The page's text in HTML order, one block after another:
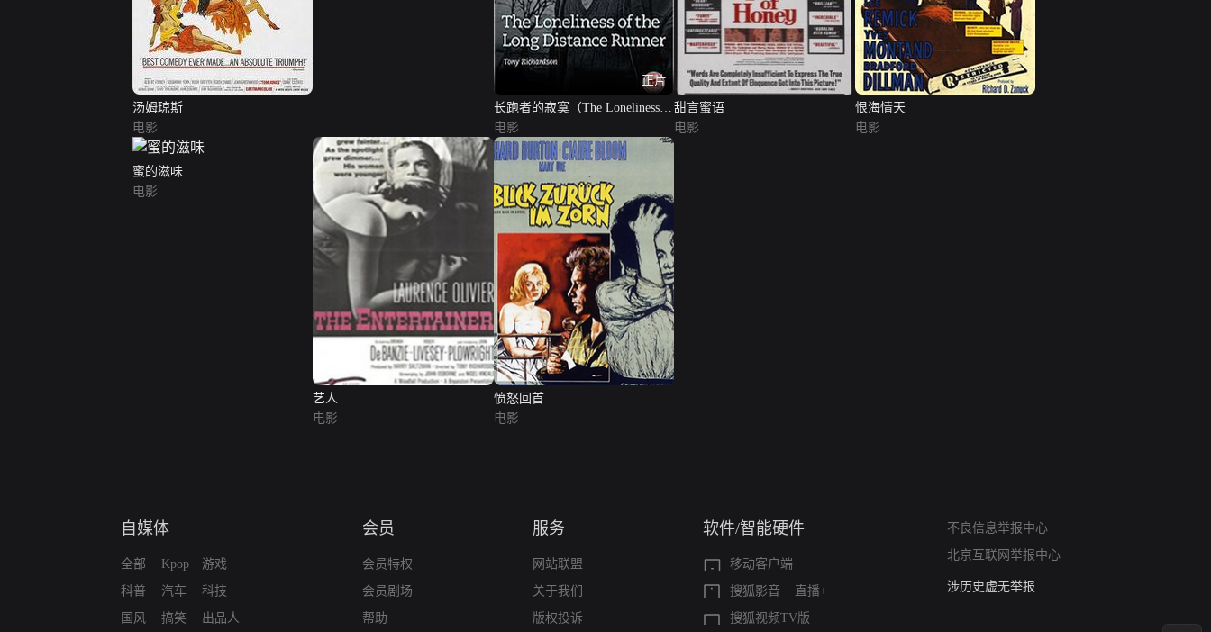
汤姆琼斯
电影
正片
长跑者的寂寞（The Loneliness of
the Long Distance Runner）
电影
甜言蜜语
电影
恨海情天
电影
蜜的滋味
电影
艺人
电影
愤怒回首
电影
自媒体
全部
科普
国风
Kpop
汽车
搞笑
游戏
科技
出品人
会员
会员特权
会员剧场
帮助
服务
网站联盟
关于我们
版权投诉
软件/智能硬件
移动客户端
搜狐影音
直播+
搜狐视频TV版
不良信息举报中心
北京互联网举报中心
亚运会举报专区
涉历史虚无举报